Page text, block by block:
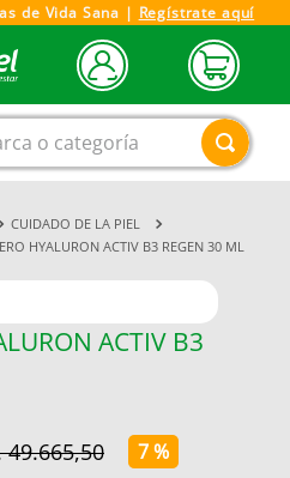
de Vida Sana | Regístrate aquí
CUIDADO DE LA PIEL
HYALURON ACTIV B3 REGEN 30 ML
ACTIV B3
49.665,50 7 %